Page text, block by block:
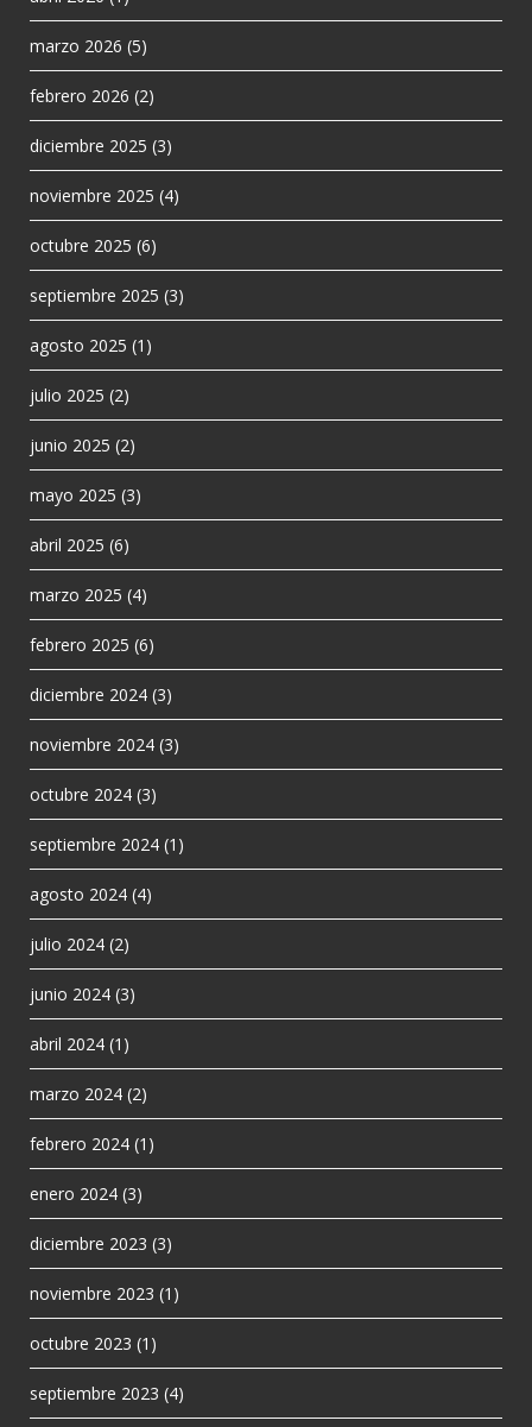
marzo 2026 (5)
febrero 2026 (2)
diciembre 2025 (3)
noviembre 2025 (4)
octubre 2025 (6)
septiembre 2025 (3)
agosto 2025 (1)
julio 2025 (2)
junio 2025 (2)
mayo 2025 (3)
abril 2025 (6)
marzo 2025 (4)
febrero 2025 (6)
diciembre 2024 (3)
noviembre 2024 (3)
octubre 2024 (3)
septiembre 2024 (1)
agosto 2024 (4)
julio 2024 (2)
junio 2024 (3)
abril 2024 (1)
marzo 2024 (2)
febrero 2024 (1)
enero 2024 (3)
diciembre 2023 (3)
noviembre 2023 (1)
octubre 2023 (1)
septiembre 2023 (4)